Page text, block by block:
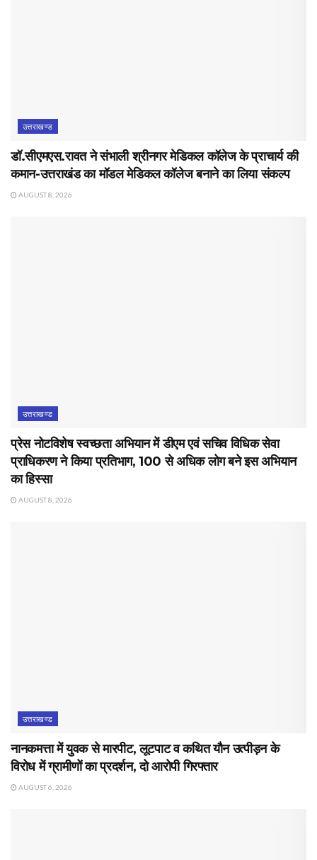
उत्तराखण्ड
डॉ.सीएमएस.रावत ने संभाली श्रीनगर मेडिकल कॉलेज के प्राचार्य की
कमान-उत्तराखंड का मॉडल मेडिकल कॉलेज बनाने का लिया संकल्प
AUGUST 8, 2026
उत्तराखण्ड
प्रेस नोटविशेष स्वच्छता अभियान में डीएम एवं सचिव विधिक सेवा
प्राधिकरण ने किया प्रतिभाग, 100 से अधिक लोग बने इस अभियान
का हिस्सा
AUGUST 8, 2026
उत्तराखण्ड
नानकमत्ता में युवक से मारपीट, लूटपाट व कथित यौन उत्पीड़न के
विरोध में ग्रामीणों का प्रदर्शन, दो आरोपी गिरफ्तार
AUGUST 6, 2026